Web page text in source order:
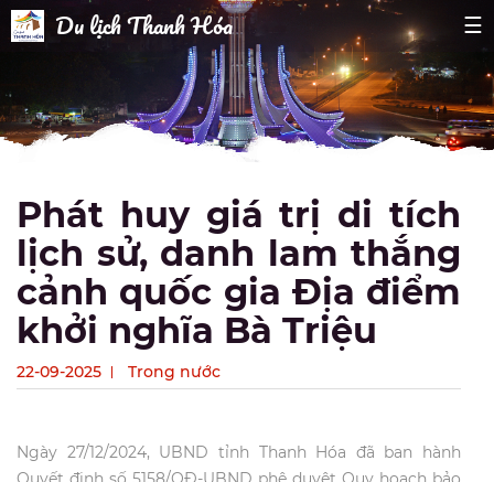
☰
Du lịch Thanh Hóa
Phát huy giá trị di tích
lịch sử, danh lam thắng
cảnh quốc gia Địa điểm
khởi nghĩa Bà Triệu
22-09-2025 Trong nước
Ngày 27/12/2024, UBND tỉnh Thanh Hóa đã ban hành